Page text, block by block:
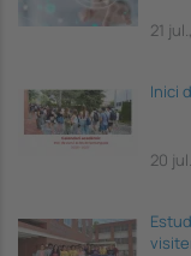
21
Inici
20